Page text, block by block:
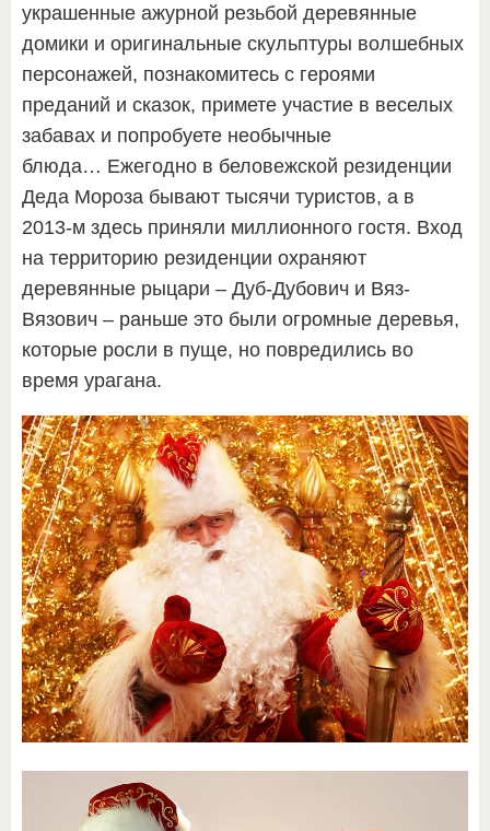
украшенные ажурной резьбой деревянные
домики и оригинальные скульптуры волшебных
персонажей, познакомитесь с героями
преданий и сказок, примете участие в веселых
забавах и попробуете необычные
блюда… Ежегодно в беловежской резиденции
Деда Мороза бывают тысячи туристов, а в
2013-м здесь приняли миллионного гостя. Вход
на территорию резиденции охраняют
деревянные рыцари – Дуб-Дубович и Вяз-
Вязович – раньше это были огромные деревья,
которые росли в пуще, но повредились во
время урагана.